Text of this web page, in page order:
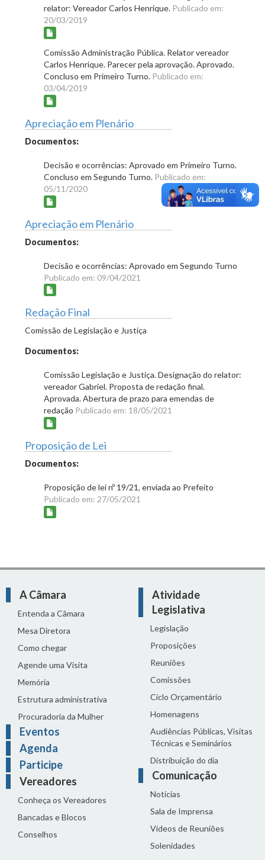
relator: Vereador Carlos Henrique. Publicado em:
20/03/2019
Comissão Administração Pública. Relator vereador
Carlos Henrique. Parecer pela aprovação. Aprovado.
Concluso em Primeiro Turno. Publicado em:
03/04/2019
Apreciação em Plenário
Documentos:
Decisão e ocorrências: Aprovado em Primeiro Turno.
Concluso em Segundo Turno. Publicado em:
05/11/2020
Apreciação em Plenário
Documentos:
Decisão e ocorrências: Aprovado em Segundo Turno
Publicado em: 09/04/2021
Redação Final
Comissão de Legislação e Justiça
Documentos:
Comissão Legislação e Justiça. Designação do relator:
vereador Gabriel. Proposta de redação final.
Aprovada. Abertura de prazo para emendas de
redação Publicado em: 18/05/2021
Proposição de Lei
Documentos:
Proposição de lei nº 19/21, enviada ao Prefeito
Publicado em: 27/05/2021
A Câmara
Entenda a Câmara
Mesa Diretora
Como chegar
Agende uma Visita
Memória
Estrutura administrativa
Procuradoria da Mulher
Eventos
Agenda
Participe
Vereadores
Conheça os Vereadores
Bancadas e Blocos
Conselhos
Atividade
Legislativa
Legislação
Proposições
Reuniões
Comissões
Ciclo Orçamentário
Homenagens
Audiências Públicas, Visitas
Técnicas e Seminários
Distribuição do dia
Comunicação
Notícias
Sala de Imprensa
Vídeos de Reuniões
Solenidades